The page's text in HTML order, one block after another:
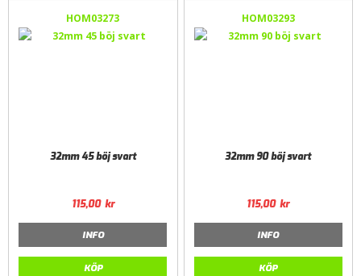
HOM03273
32mm 45 böj svart
115,00 kr
INFO
KÖP
HOM03293
32mm 90 böj svart
115,00 kr
INFO
KÖP